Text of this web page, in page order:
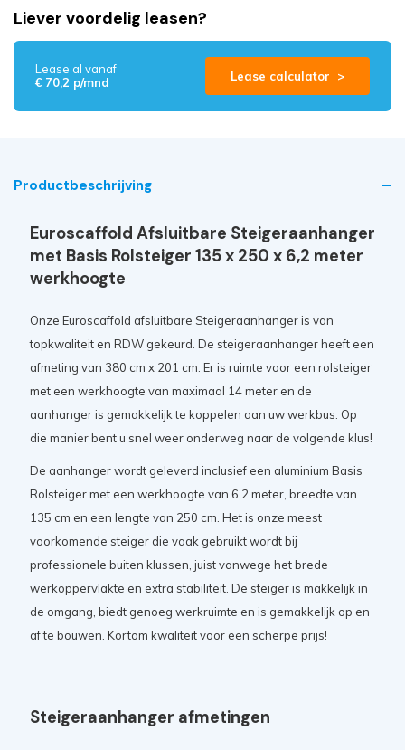
Liever voordelig leasen?
Lease al vanaf
€ 70,2 p/mnd
Lease calculator >
Productbeschrijving
Euroscaffold Afsluitbare Steigeraanhanger
met Basis Rolsteiger 135 x 250 x 6,2 meter
werkhoogte
Onze Euroscaffold afsluitbare Steigeraanhanger is van
topkwaliteit en RDW gekeurd. De steigeraanhanger heeft een
afmeting van 380 cm x 201 cm. Er is ruimte voor een rolsteiger
met een werkhoogte van maximaal 14 meter en de
aanhanger is gemakkelijk te koppelen aan uw werkbus. Op
die manier bent u snel weer onderweg naar de volgende klus!
De aanhanger wordt geleverd inclusief een aluminium Basis
Rolsteiger met een werkhoogte van 6,2 meter, breedte van
135 cm en een lengte van 250 cm. Het is onze meest
voorkomende steiger die vaak gebruikt wordt bij
professionele buiten klussen, juist vanwege het brede
werkoppervlakte en extra stabiliteit. De steiger is makkelijk in
de omgang, biedt genoeg werkruimte en is gemakkelijk op en
af te bouwen. Kortom kwaliteit voor een scherpe prijs!
Steigeraanhanger afmetingen